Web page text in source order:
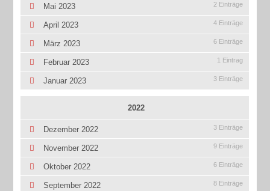
Mai 2023 2 Einträge
April 2023 4 Einträge
März 2023 6 Einträge
Februar 2023 1 Eintrag
Januar 2023 3 Einträge
2022
Dezember 2022 3 Einträge
November 2022 9 Einträge
Oktober 2022 6 Einträge
September 2022 8 Einträge